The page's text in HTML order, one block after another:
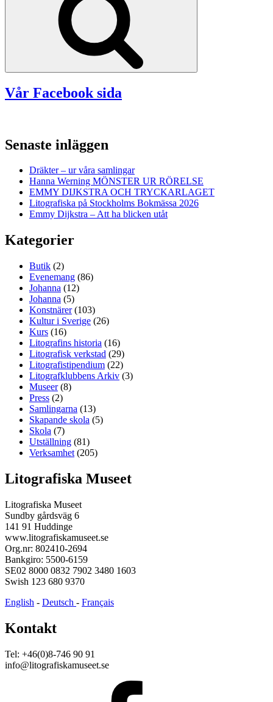
Vår Facebook sida
Senaste inläggen
Dräkter – ur våra samlingar
Hanna Werning MÖNSTER UR RÖRELSE
EMMY DIJKSTRA OCH TRYCKARLAGET
Litografiska på Stockholms Bokmässa 2026
Emmy Dijkstra – Att ha blicken utåt
Kategorier
Butik (2)
Evenemang (86)
Johanna (12)
Johanna (5)
Konstnärer(103)
Kultur i Sverige (26)
Kurs (16)
Litografins historia (16)
Litografisk verkstad (29)
Litografistipendium (22)
Litografklubbens Arkiv (3)
Museer(8)
Press (2)
Samlingarna (13)
Skapande skola (5)
Skola (7)
Utställning (81)
Verksamhet (205)
Litografiska Museet
Litografiska Museet
Sundby gårdsväg 6
141 91 Huddinge
www.litografiskamuseet.se
Org.nr: 802410-2694
Bankgiro: 5500-6159
SE02 8000 0832 7902 3480 1603
Swish 123 680 9370
English - Deutsch - Français
Kontakt
Tel: +46(0)8-746 90 91
info@litografiskamuseet.se